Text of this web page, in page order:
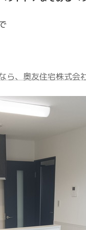
ら、奥友住宅株式会